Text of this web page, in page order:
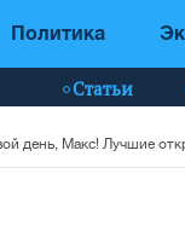
Политика
Статьи